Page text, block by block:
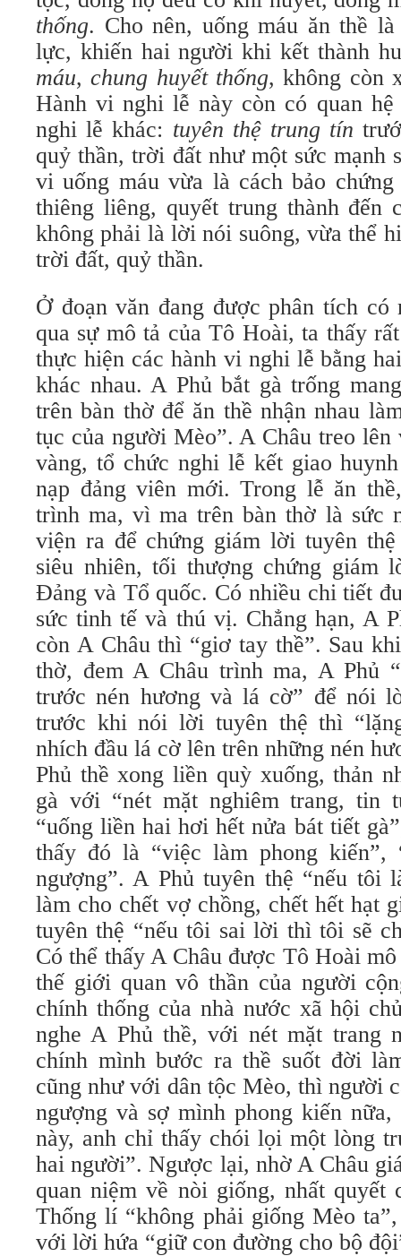
thống. Cho nên, uống máu ăn thề
lực, khiến hai người khi kết thành
máu,chung huyết thống, không còn
Hành vi nghi lễ này còn có quan
nghi lễ khác: tuyên thệ trung tín
quỷ thần, trời đất như một sức mạnh
vi uống máu vừa là cách bảo
thiêng liêng, quyết trung thành
không phải là lời nói suông, vừa thể
trời đất, quỷ thần.
Ở đoạn văn đang được phân tích
qua sự mô tả của Tô Hoài, ta thấy
thực hiện các hành vi nghi lễ bằng
khác nhau. A Phủ bắt gà trống
trên bàn thờ để ăn thề nhận nhau
tục của người Mèo”. A Châu treo lên
vàng, tổ chức nghi lễ kết giao
nạp đảng viên mới. Trong lễ ăn
trình ma, vì ma trên bàn thờ là sức
viện ra để chứng giám lời tuyên
siêu nhiên, tối thượng chứng giám
Đảng và Tổ quốc. Có nhiều chi tiết
sức tinh tế và thú vị. Chẳng hạn, A
còn A Châu thì “giơ tay thề”. Sau
thờ, đem A Châu trình ma, A Phủ
trước nén hương và lá cờ” để nói
trước khi nói lời tuyên thệ thì
nhích đầu lá cờ lên trên những nén
Phủ thề xong liền quỳ xuống, thản
gà với “nét mặt nghiêm trang, tin
“uống liền hai hơi hết nửa bát tiết
thấy đó là “việc làm phong kiến”,
ngượng”. A Phủ tuyên thệ “nếu
làm cho chết vợ chồng, chết hết hạt
tuyên thệ “nếu tôi sai lời thì tôi sẽ
Có thể thấy A Châu được Tô Hoài
thế giới quan vô thần của người
chính thống của nhà nước xã hội
nghe A Phủ thề, với nét mặt trang
chính mình bước ra thề suốt đời
cũng như với dân tộc Mèo, thì người
ngượng và sợ mình phong kiến
này, anh chỉ thấy chói lọi một lòng
hai người”. Ngược lại, nhờ A Châu
quan niệm về nòi giống, nhất quyết
Thống lí “không phải giống Mèo
với lời hứa “giữ con đường cho bộ